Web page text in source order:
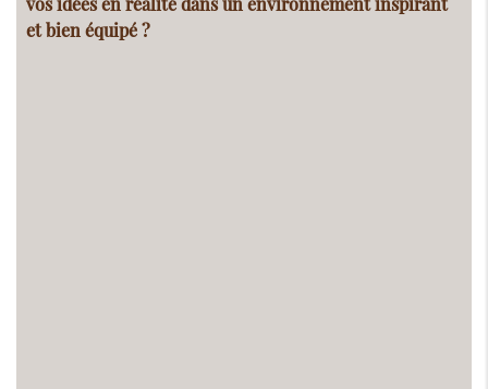
et bien équipé ?